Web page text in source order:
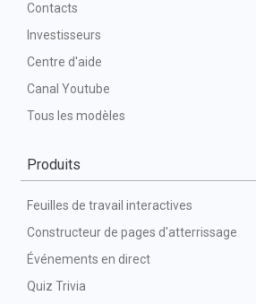
Contacts
Investisseurs
Centre d'aide
Canal Youtube
Tous les modèles
Produits
Feuilles de travail interactives
Constructeur de pages d'atterrissage
Événements en direct
Quiz Trivia